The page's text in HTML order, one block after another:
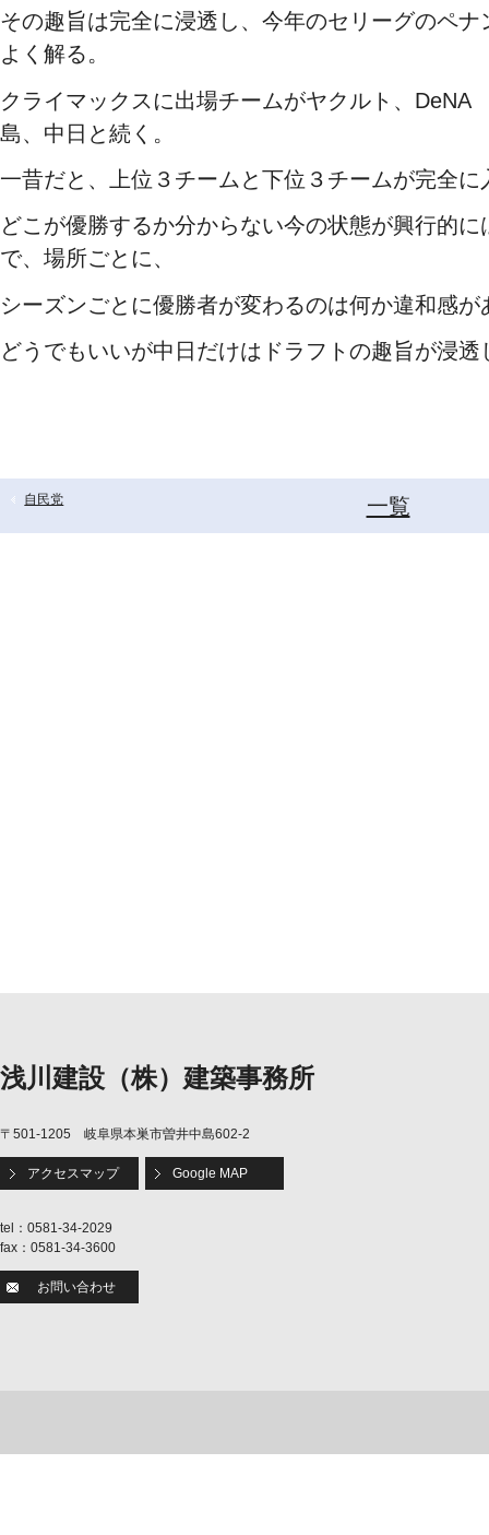
その趣旨は完全に浸透し、今年のセリーグのペ
よく解る。
クライマックスに出場チームがヤクルト、
島、中日と続く。
一昔だと、上位３チームと下位３チームが完全
どこが優勝するか分からない今の状態が興行的
で、場所ごとに、
シーズンごとに優勝者が変わるのは何か違和感が
どうでもいいが中日だけはドラフトの趣旨が浸透
自民党 一覧
浅川建設（株）建築事務所
〒501-1205 岐阜県本巣市曽井中島602-2
アクセスマップ Google MAP
tel：0581-34-2029
fax：0581-34-3600
お問い合わせ